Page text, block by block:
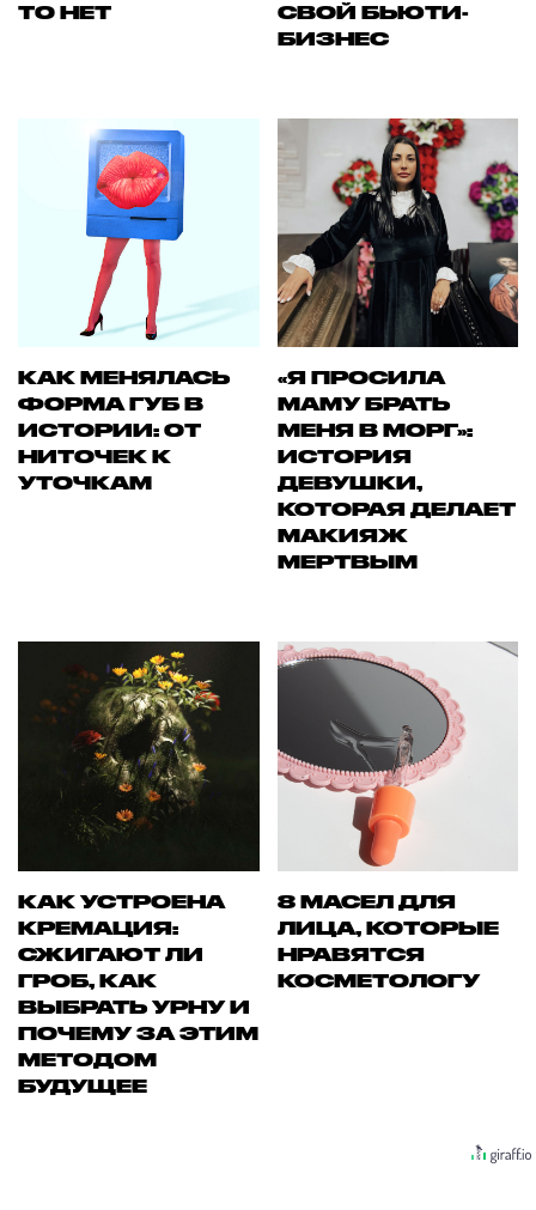
ТО НЕТ
СВОЙ БЬЮТИ-
БИЗНЕС
КАК МЕНЯЛАСЬ
ФОРМА ГУБ В
ИСТОРИИ: ОТ
НИТОЧЕК К
УТОЧКАМ
«Я ПРОСИЛА
МАМУ БРАТЬ
МЕНЯ В МОРГ»:
ИСТОРИЯ
ДЕВУШКИ,
КОТОРАЯ ДЕЛАЕТ
МАКИЯЖ
МЕРТВЫМ
КАК УСТРОЕНА
КРЕМАЦИЯ:
СЖИГАЮТ ЛИ
ГРОБ, КАК
ВЫБРАТЬ УРНУ И
ПОЧЕМУ ЗА ЭТИМ
МЕТОДОМ
БУДУЩЕЕ
8 МАСЕЛ ДЛЯ
ЛИЦА, КОТОРЫЕ
НРАВЯТСЯ
КОСМЕТОЛОГУ